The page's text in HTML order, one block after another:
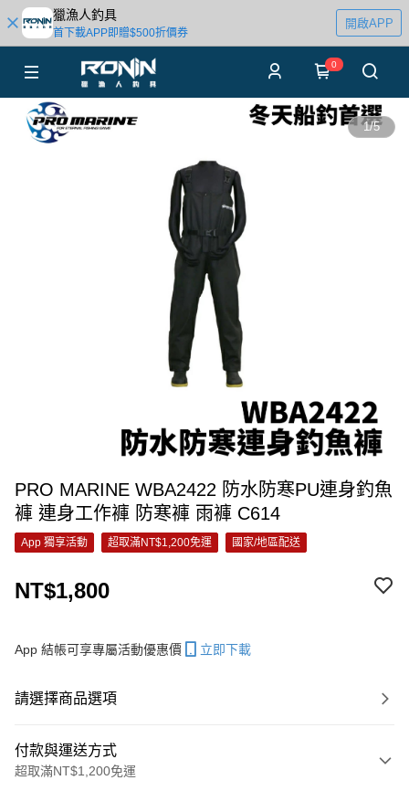
獵漁人釣具
首下載APP即贈$500折價券
開啟APP
0
1/5
PRO MARINE WBA2422 防水防寒PU連身釣魚
褲 連身工作褲 防寒褲 雨褲 C614
App 獨享活動 超取滿NT$1,200免運 國家/地區配送
NT$1,800
App 結帳可享專屬活動優惠價 立即下載
請選擇商品選項
付款與運送方式
超取滿NT$1,200免運